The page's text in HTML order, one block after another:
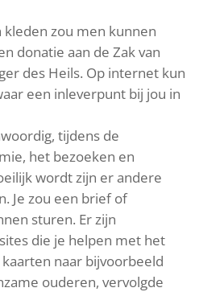
kleden zou men kunnen
donatie aan de Zak van
des Heils. Op internet kun
een inleverpunt bij jou in
tijdens de
het bezoeken en
wordt zijn er andere
Je zou een brief of
sturen. Er zijn
die je helpen met het
naar bijvoorbeeld
ouderen, vervolgde